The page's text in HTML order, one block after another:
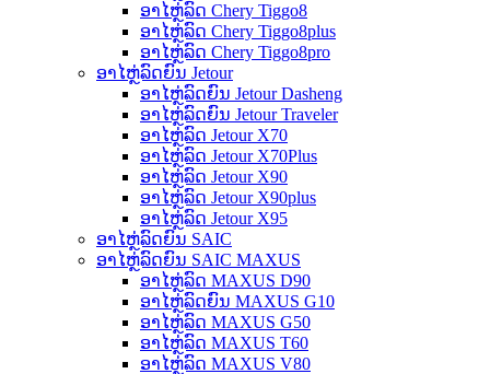
ອາໄຫຼ່ລົດ Chery Tiggo8
ອາໄຫຼ່ລົດ Chery Tiggo8plus
ອາໄຫຼ່ລົດ Chery Tiggo8pro
ອາໄຫຼ່ລົດຍົນ Jetour
ອາໄຫຼ່ລົດຍົນ Jetour Dasheng
ອາໄຫຼ່ລົດຍົນ Jetour Traveler
ອາໄຫຼ່ລົດ Jetour X70
ອາໄຫຼ່ລົດ Jetour X70Plus
ອາໄຫຼ່ລົດ Jetour X90
ອາໄຫຼ່ລົດ Jetour X90plus
ອາໄຫຼ່ລົດ Jetour X95
ອາໄຫຼ່ລົດຍົນ SAIC
ອາໄຫຼ່ລົດຍົນ SAIC MAXUS
ອາໄຫຼ່ລົດ MAXUS D90
ອາໄຫຼ່ລົດຍົນ MAXUS G10
ອາໄຫຼ່ລົດ MAXUS G50
ອາໄຫຼ່ລົດ MAXUS T60
ອາໄຫຼ່ລົດ MAXUS V80